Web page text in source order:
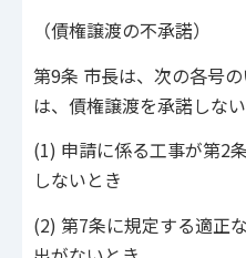
（債権譲渡の不承諾）
第9条 市長は、次の各号
は、債権譲渡を承諾しない
(1) 申請に係る工事が第2
しないとき
(2) 第7条に規定する適正